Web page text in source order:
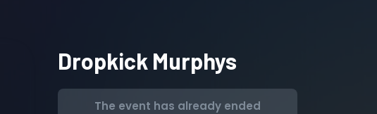
Dropkick Murphys
The event has already ended